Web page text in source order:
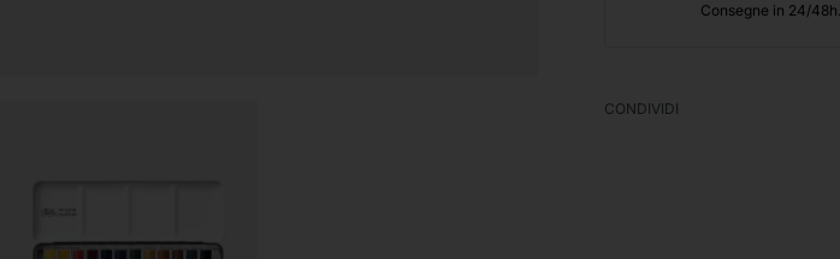
Consegne in 24/48h.
CONDIVIDI